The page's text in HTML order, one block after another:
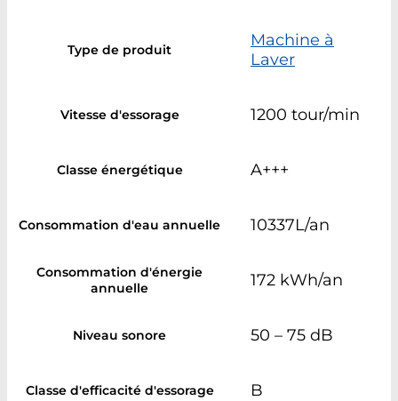
Type de produit
Machine à
Laver
Vitesse d'essorage 1200 tour/min
Classe énergétique A+++
Consommation d'eau annuelle 10337L/an
Consommation d'énergie
annuelle
172 kWh/an
Niveau sonore 50 – 75 dB
Classe d'efficacité d'essorage B